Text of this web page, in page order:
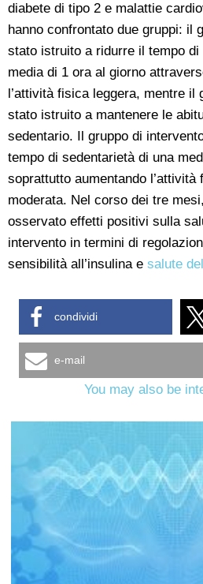
diabete di tipo 2 e malattie
hanno confrontato due gruppi: il
stato istruito a ridurre il tempo di
media di 1 ora al giorno
l’attività fisica leggera, mentre il
stato istruito a mantenere le
sedentario. Il gruppo di
tempo di sedentarietà di una
soprattutto aumentando l’attività
moderata. Nel corso dei tre
osservato effetti positivi sulla
intervento in termini di
sensibilità all’insulina e salute
condividi
e-mail
You may also be